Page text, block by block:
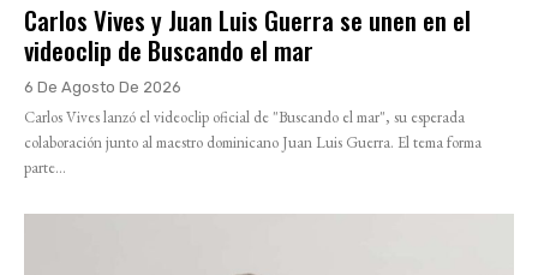
Carlos Vives y Juan Luis Guerra se unen en el
videoclip de Buscando el mar
6 De Agosto De 2026
Carlos Vives lanzó el videoclip oficial de "Buscando el mar", su esperada
colaboración junto al maestro dominicano Juan Luis Guerra. El tema forma
parte...